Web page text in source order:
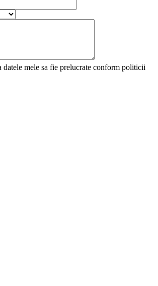
datele mele sa fie prelucrate conform politicii